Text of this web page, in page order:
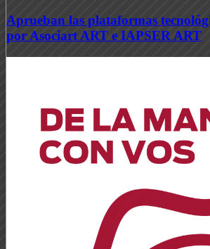
Aprueban las plataformas
por Asociart ART e IAPSER ART